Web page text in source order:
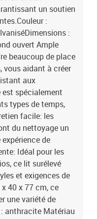
un soutien
:
:
ouvert Ample
beaucoup de place
vous aidant à créer
aux
est spécialement
types de temps,
facile: les
du nettoyage un
de
Idéal pour les
ce lit surélevé
et exigences de
40 x 77 cm, ce
une variété de
anthracite Matériau